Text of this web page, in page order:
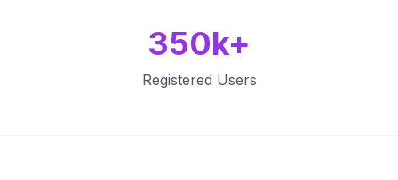
350k+
Registered Users